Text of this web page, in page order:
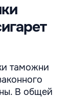
таможни
В общей